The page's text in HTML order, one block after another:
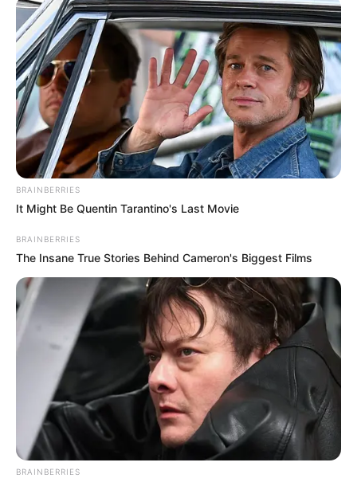
ΣΠΑΜΕ ΤΟ ΜΑΤΡΙΞ – ΤΟ ΒΙΒΛΙΟ
BRAINBERRIES
It Might Be Quentin Tarantino's Last Movie
BRAINBERRIES
The Insane True Stories Behind Cameron's Biggest Films
BRAINBERRIES